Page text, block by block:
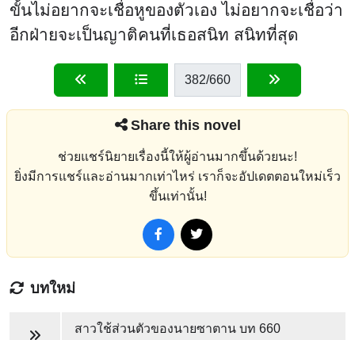
ขั้นไม่อยากจะเชื่อหูของตัวเอง ไม่อยากจะเชื่อว่า
อีกฝ่ายจะเป็นญาติคนที่เธอสนิท สนิทที่สุด
382/660
Share this novel
ช่วยแชร์นิยายเรื่องนี้ให้ผู้อ่านมากขึ้นด้วยนะ!
ยิ่งมีการแชร์และอ่านมากเท่าไหร่ เราก็จะอัปเดตตอนใหม่เร็ว
ขึ้นเท่านั้น!
บทใหม่
สาวใช้ส่วนตัวของนายซาตานบท 660